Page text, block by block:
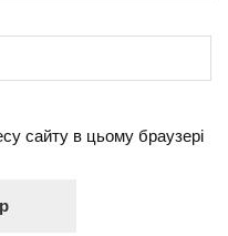
сайту в цьому браузері